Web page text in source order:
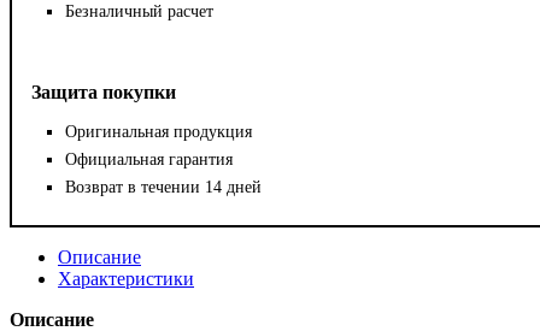
Безналичный расчет
Защита покупки
Оригинальная продукция
Официальная гарантия
Возврат в течении 14 дней
Описание
Характеристики
Описание